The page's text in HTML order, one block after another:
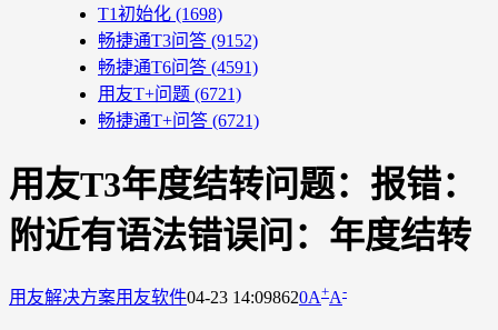
T1初始化 (1698)
畅捷通T3问答 (9152)
畅捷通T6问答 (4591)
用友T+问题 (6721)
畅捷通T+问答 (6721)
用友T3年度结转问题：报错：
附近有语法错误问：年度结转
用友解决方案用友软件04-23 14:098620A+A-